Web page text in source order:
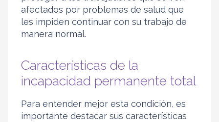
afectados por problemas de salud que
les impiden continuar con su trabajo de
manera normal.
Características de la
incapacidad permanente total
Para entender mejor esta condición, es
importante destacar sus características